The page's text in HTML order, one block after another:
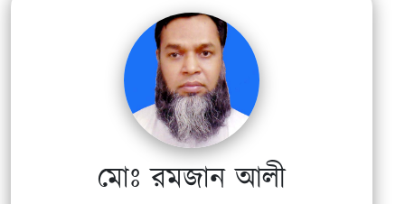
মোঃ রমজান আলী